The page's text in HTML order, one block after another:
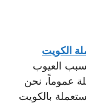
الكويت
العيوب
عموماً، نحن
بالكويت